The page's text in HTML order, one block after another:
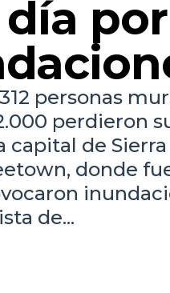
por
personas
perdieron
capital de Sierra
donde
de...